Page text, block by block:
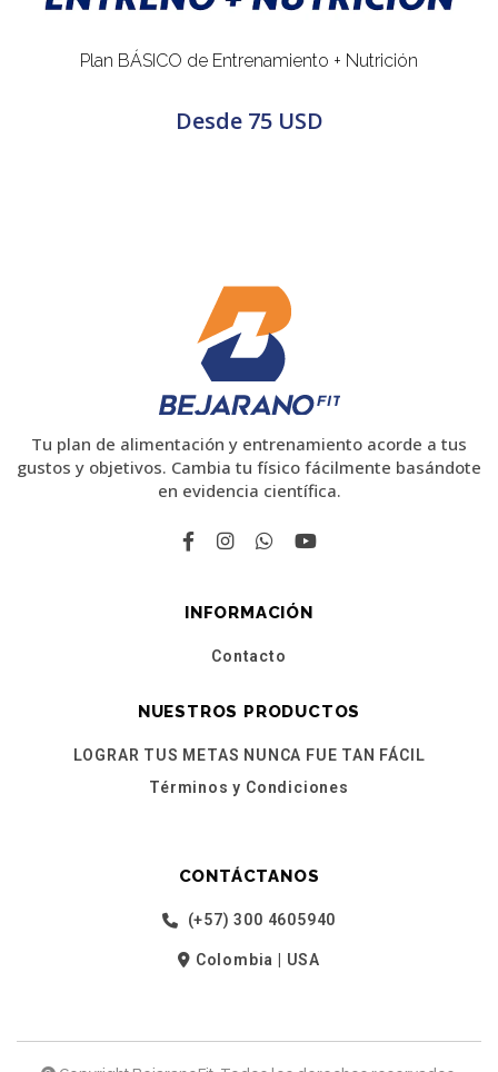
Plan BÁSICO de Entrenamiento + Nutrición
Desde 75 USD
Tu plan de alimentación y entrenamiento acorde a tus
gustos y objetivos. Cambia tu físico fácilmente basándote
en evidencia científica.
INFORMACIÓN
Contacto
NUESTROS PRODUCTOS
LOGRAR TUS METAS NUNCA FUE TAN FÁCIL
Términos y Condiciones
CONTÁCTANOS
(+57) 300 4605940
Colombia | USA